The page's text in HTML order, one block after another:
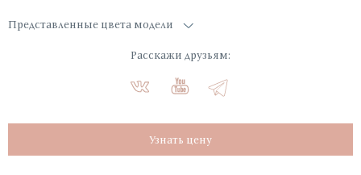
Представленные цвета модели
Расскажи друзьям:
Узнать цену